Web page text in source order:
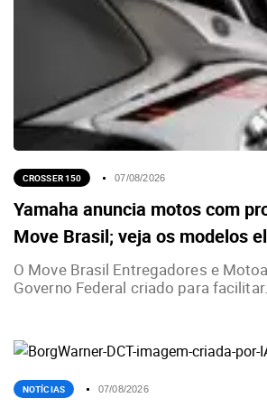
CROSSER 150 07/08/2026
Yamaha anuncia motos com
Move Brasil; veja os modelos
O Move Brasil Entregadores e
Governo Federal criado para
NOTÍCIAS 07/08/2026